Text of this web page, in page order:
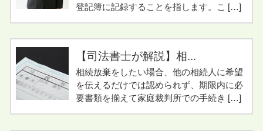
登記簿に記録することを指します。こ […]
【司法書士が解説】相...
相続放棄をしたい場合、他の相続人に希望
を伝えるだけでは認められず、期限内に必
要書類を揃えて家庭裁判所での手続き […]